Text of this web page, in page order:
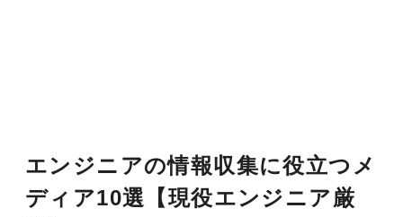
エンジニアの情報収集に役立つメ
ディア10選【現役エンジニア厳